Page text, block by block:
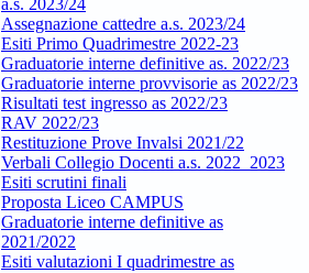
a.s. 2023/24
Assegnazione cattedre a.s. 2023/24
Esiti Primo Quadrimestre 2022-23
Graduatorie interne definitive as. 2022/23
Graduatorie interne provvisorie as 2022/23
Risultati test ingresso as 2022/23
RAV 2022/23
Restituzione Prove Invalsi 2021/22
Verbali Collegio Docenti a.s. 2022_2023
Esiti scrutini finali
Proposta Liceo CAMPUS
Graduatorie interne definitive as
2021/2022
Esiti valutazioni I quadrimestre as